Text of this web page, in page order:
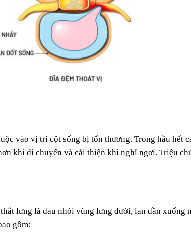
vào vị trí cột sống bị tổn thương. Trong hầu hết
khi di chuyển và cải thiện khi nghỉ ngơi. Triệu
lưng là đau nhói vùng lưng dưới, lan dần xuống
gồm: